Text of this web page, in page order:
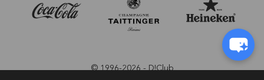
© 1996-2026 - D!Club